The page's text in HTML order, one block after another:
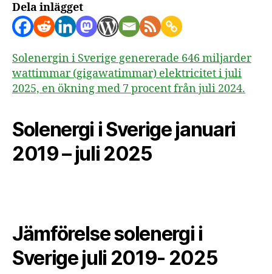
Dela inlägget
Solenergin i Sverige genererade 646 miljarder
wattimmar (gigawatimmar) elektricitet i juli
2025, en ökning med 7 procent från juli 2024.
Solenergi i Sverige januari
2019 – juli 2025
Jämförelse solenergi i
Sverige juli 2019- 2025